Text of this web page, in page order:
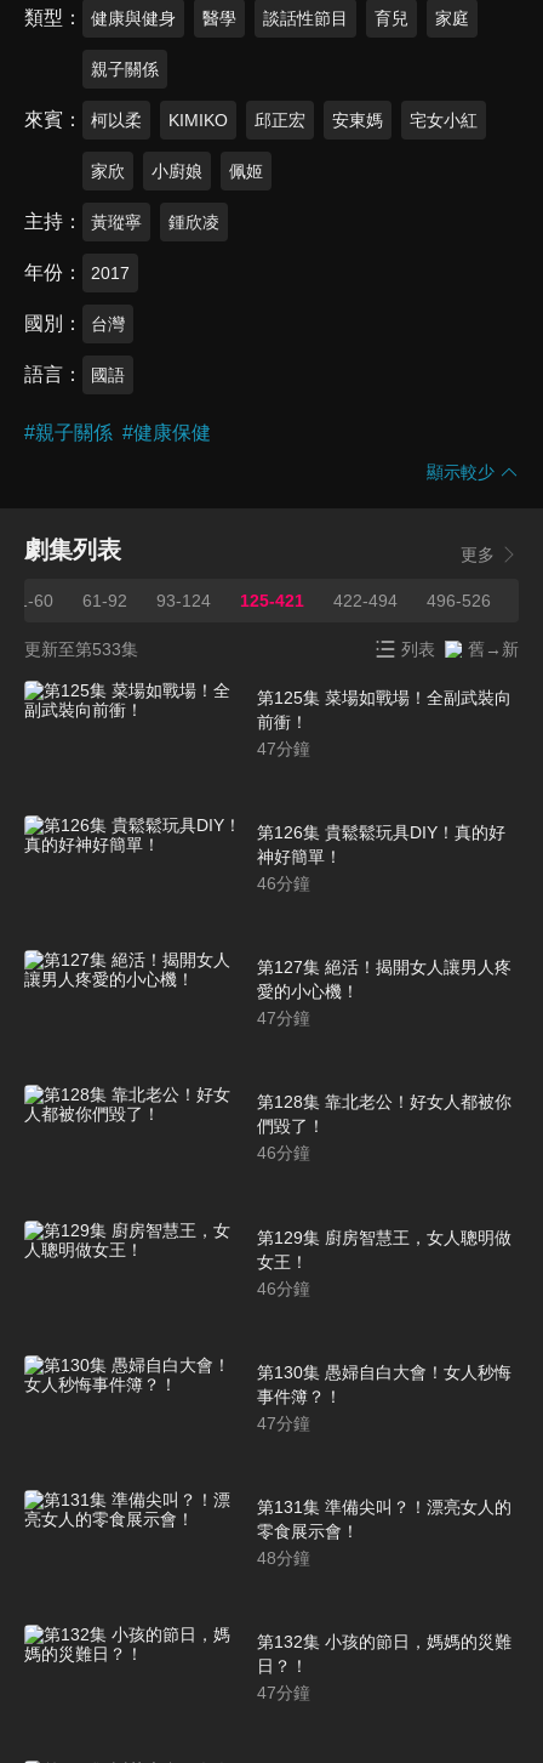
類型 健康與健身 醫學 談話性節目 育兒 家庭
親子關係
來賓 柯以柔 KIMIKO 邱正宏 安東媽 宅女小紅
家欣 小廚娘 佩姬
主持 黃瑽寧 鍾欣凌
年份 2017
國別 台灣
語言 國語
#親子關係 #健康保健
顯示較少
劇集列表 更多
31-60 61-92 93-124 125-421 422-494 496-526
更新至第533集 列表 舊→新
第125集 菜場如戰場！全副武裝向
前衝！
47分鐘
第126集 貴鬆鬆玩具DIY！真的好
神好簡單！
46分鐘
第127集 絕活！揭開女人讓男人疼
愛的小心機！
47分鐘
第128集 靠北老公！好女人都被你
們毀了！
46分鐘
第129集 廚房智慧王，女人聰明做
女王！
46分鐘
第130集 愚婦自白大會！女人秒悔
事件簿？！
47分鐘
第131集 準備尖叫？！漂亮女人的
零食展示會！
48分鐘
第132集 小孩的節日，媽媽的災難
日？！
47分鐘